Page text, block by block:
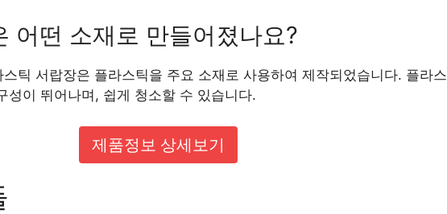
어떤 소재로 만들어졌나요?
틱 서랍장은 플라스틱을 주요 소재로 사용하여 제작되었습니다. 플라스
성이 뛰어나며, 쉽게 청소할 수 있습니다.
제품정보 상세보기